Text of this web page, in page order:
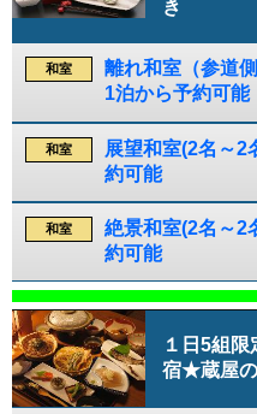
き
和室
離れ和室（参道
1泊から予約可能
和室
展望和室(2名～2
約可能
和室
絶景和室(2名～2
約可能
１日5組
宿★蔵屋